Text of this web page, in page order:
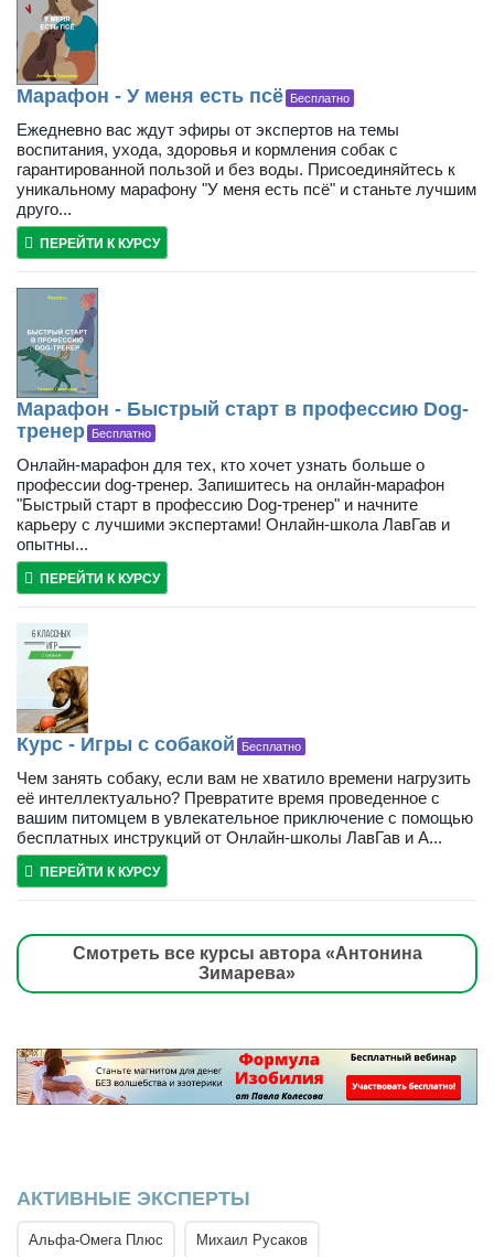
Марафон - У меня есть псё Бесплатно
Ежедневно вас ждут эфиры от экспертов на темы
воспитания, ухода, здоровья и кормления собак с
гарантированной пользой и без воды. Присоединяйтесь к
уникальному марафону "У меня есть псё" и станьте лучшим
друго...
ПЕРЕЙТИ К КУРСУ
Марафон - Быстрый старт в профессию Dog-
тренер Бесплатно
Онлайн-марафон для тех, кто хочет узнать больше о
профессии dog-тренер. Запишитесь на онлайн-марафон
"Быстрый старт в профессию Dog-тренер" и начните
карьеру с лучшими экспертами! Онлайн-школа ЛавГав и
опытны...
ПЕРЕЙТИ К КУРСУ
Курс - Игры с собакой Бесплатно
Чем занять собаку, если вам не хватило времени нагрузить
её интеллектуально? Превратите время проведенное с
вашим питомцем в увлекательное приключение с помощью
бесплатных инструкций от Онлайн-школы ЛавГав и А...
ПЕРЕЙТИ К КУРСУ
Смотреть все курсы автора «Антонина
Зимарева»
АКТИВНЫЕ ЭКСПЕРТЫ
Альфа-Омега Плюс Михаил Русаков